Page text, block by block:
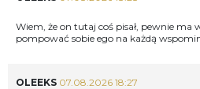
Wiem, że on tutaj coś pisał, pewnie ma
pompować sobie ego na każdą
OLEEKS 07.08.2026 18:27